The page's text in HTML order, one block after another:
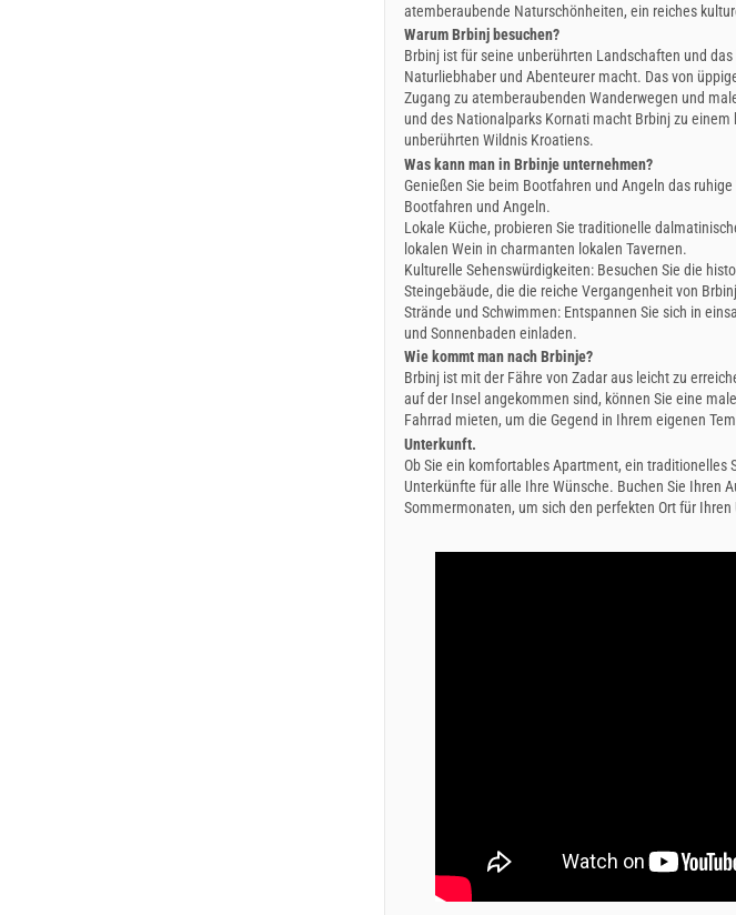
atemberaubende Naturschönheiten, ein reiches
Warum Brbinj besuchen?
Brbinj ist für seine unberührten Landschaften und
Naturliebhaber und Abenteurer macht. Das von
Zugang zu atemberaubenden Wanderwegen und
und des Nationalparks Kornati macht Brbinj zu
unberührten Wildnis Kroatiens.
Was kann man in Brbinje unternehmen?
Genießen Sie beim Bootfahren und Angeln das
Bootfahren und Angeln.
Lokale Küche, probieren Sie traditionelle
lokalen Wein in charmanten lokalen Tavernen.
Kulturelle Sehenswürdigkeiten: Besuchen Sie die
Steingebäude, die die reiche Vergangenheit von
Strände und Schwimmen: Entspannen Sie sich in
und Sonnenbaden einladen.
Wie kommt man nach Brbinje?
Brbinj ist mit der Fähre von Zadar aus leicht zu
auf der Insel angekommen sind, können Sie eine
Fahrrad mieten, um die Gegend in Ihrem eigenen
Unterkunft.
Ob Sie ein komfortables Apartment, ein
Unterkünfte für alle Ihre Wünsche. Buchen Sie Ihren
Sommermonaten, um sich den perfekten Ort für